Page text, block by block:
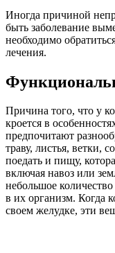
Иногда причиной
быть заболевание
необходимо
лечения.
Причина того, что у
кроется в
предпочитают
траву, листья, ветки,
поедать и пищу,
включая навоз или
небольшое
в их организм. Когда
своем желудке, эти